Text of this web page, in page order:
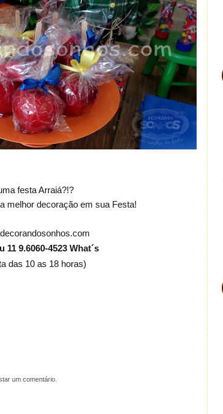
festa Arraiá?!?
melhor decoração em sua Festa!
9.6060-4523 What´s
das 10 as 18 horas)
um comentário.